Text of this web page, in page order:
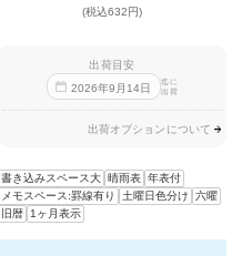
(税込632円)
出荷目安
2026年9 月 14日
迄に
出荷
出荷オプションについて
書き込みスペース大 晴雨表 年表付
メモスペース:罫線有り
土曜日色分け
六曜
旧暦
1ヶ月表示